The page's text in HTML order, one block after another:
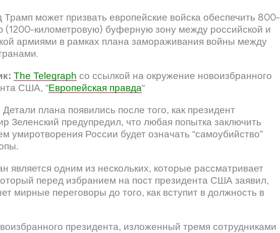
Трамп может призвать европейские войска обеспечить 800-
(1200-километровую) буферную зону между российской и
армиями в рамках плана замораживания войны между
The Telegraph со ссылкой на окружение новоизбранного
США, “Европейская правда“
Детали плана появились после того, как президент
Зеленский предупредил, что любая попытка заключить
умиротворения России будет означать “самоубийство”
является одним из нескольких, которые рассматривает
перед избранием на пост президента США заявил,
мирные переговоры до того, как вступит в должность в
президента, изложенный тремя сотрудниками